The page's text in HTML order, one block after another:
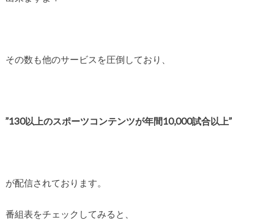
その数も他のサービスを圧倒しており、
”130以上のスポーツコンテンツが年間10,000試合以上”
が配信されております。
番組表をチェックしてみると、